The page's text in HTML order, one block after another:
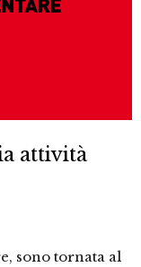
attività
sono tornata al